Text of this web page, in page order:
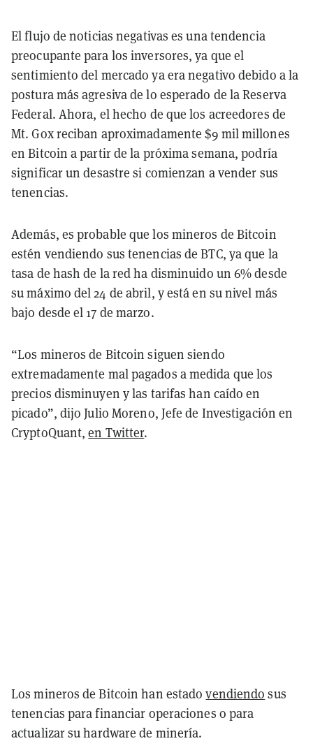
El flujo de noticias negativas es una tendencia
preocupante para los inversores, ya que el
sentimiento del mercado ya era negativo debido a la
postura más agresiva de lo esperado de la Reserva
Federal. Ahora, el hecho de que los acreedores de
Mt. Gox reciban aproximadamente $9 mil millones
en Bitcoin a partir de la próxima semana, podría
significar un desastre si comienzan a vender sus
tenencias.
Además, es probable que los mineros de Bitcoin
estén vendiendo sus tenencias de BTC, ya que la
tasa de hash de la red ha disminuido un 6% desde
su máximo del 24 de abril, y está en su nivel más
bajo desde el 17 de marzo.
“Los mineros de Bitcoin siguen siendo
extremadamente mal pagados a medida que los
precios disminuyen y las tarifas han caído en
picado”, dijo Julio Moreno, Jefe de Investigación en
CryptoQuant,en Twitter.
Los mineros de Bitcoin han estadovendiendo sus
tenencias para financiar operaciones o para
actualizar su hardware de minería.